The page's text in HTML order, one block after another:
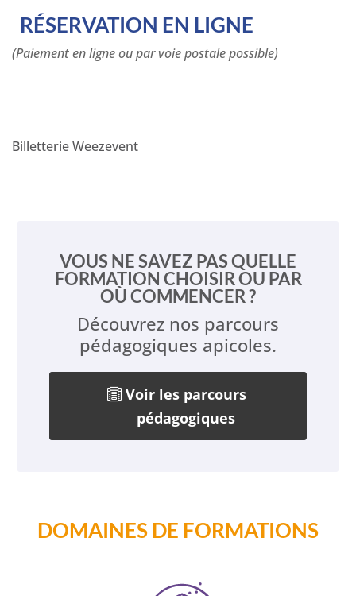
RÉSERVATION EN LIGNE
(Paiement en ligne ou par voie postale possible)
Billetterie Weezevent
VOUS NE SAVEZ PAS QUELLE
FORMATION CHOISIR OU PAR
OÙ COMMENCER ?
Découvrez nos parcours
pédagogiques apicoles.
Voir les parcours
pédagogiques
DOMAINES DE FORMATIONS